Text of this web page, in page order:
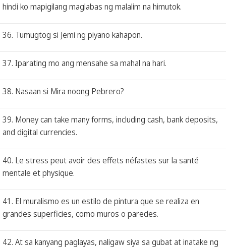
hindi ko mapigilang maglabas ng malalim na himutok.
36. Tumugtog si Jemi ng piyano kahapon.
37. Iparating mo ang mensahe sa mahal na hari.
38. Nasaan si Mira noong Pebrero?
39. Money can take many forms, including cash, bank deposits,
and digital currencies.
40. Le stress peut avoir des effets néfastes sur la santé
mentale et physique.
41. El muralismo es un estilo de pintura que se realiza en
grandes superficies, como muros o paredes.
42. At sa kanyang paglayas, naligaw siya sa gubat at inatake ng